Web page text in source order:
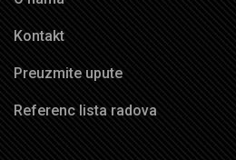
Kontakt
Preuzmite upute
Referenc lista radova